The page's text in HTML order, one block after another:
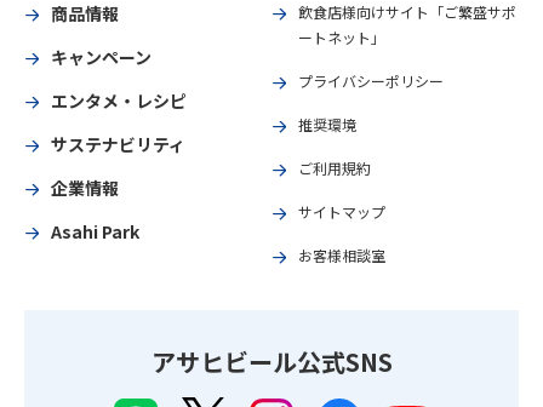
商品情報
キャンペーン
エンタメ・レシピ
サステナビリティ
企業情報
Asahi Park
飲食店様向けサイト「ご繁盛サポ
ートネット」
プライバシーポリシー
推奨環境
ご利用規約
サイトマップ
お客様相談室
アサヒビール公式SNS